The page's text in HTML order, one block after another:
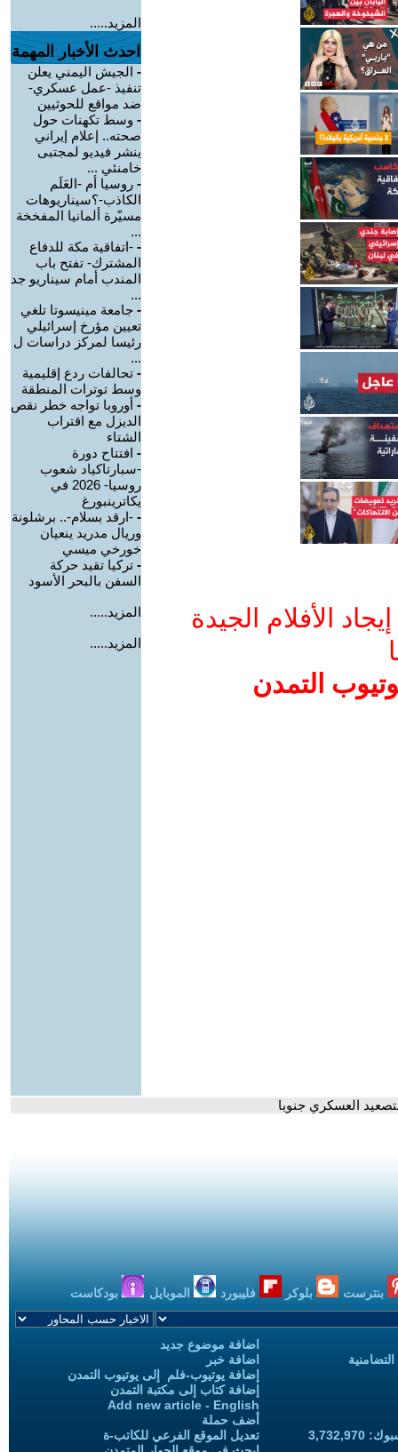
الأفلام الجيدة
التمدن
المزيد.....
احدث الأخبار المهمة
- الجيش اليمني يعلن
تنفيذ -عمل عسكري-
ضد مواقع للحوثيين
- وسط تكهنات حول
صحته.. إعلام إيراني
ينشر فيديو لمجتبى
خامنئي ...
- روسيا أم -العَلَم
الكاذب-؟سيناريوهات
مسيّرة ألمانيا المفخخة
...
- -اتفاقية مكة للدفاع
المشترك- تفتح باب
المندب أمام سيناريو جد
...
- جامعة مينيسوتا تلغي
تعيين مؤرخ إسرائيلي
رئيسا لمركز دراسات ل
...
- تحالفات ردع إقليمية
وسط توترات المنطقة
- أوروبا تواجه خطر نقص
الديزل مع اقتراب
الشتاء
- افتتاح دورة
-سبارتاكياد شعوب
روسيا- 2026 في
يكاترينبورغ
- -ارقد بسلام-.. برشلونة
وريال مدريد ينعيان
خورخي ميسي
- تركيا تقيد حركة
السفن بالبحر الأسود
المزيد.....
المزيد.....
العسكري جنوبا
بنترست بلوكر فليبورد الموبايل بودكاست
اضافة موضوع جديد
اضافة خبر
إضافة يوتيوب-فلم إلى يوتيوب التمدن
إضافة كتاب إلى مكتبة التمدن
Add new article - English
أضف حملة
تعديل الموقع الفرعي للكاتب-ة